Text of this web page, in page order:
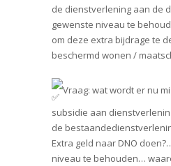
de dienstverlening aan de
gewenste niveau te
om deze extra bijdrage te
beschermd wonen /
Vraag: wat wordt er nu
subsidie aan
de
Extra geld naar DNO
niveau te behouden…